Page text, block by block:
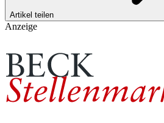
Artikel teilen
Anzeige